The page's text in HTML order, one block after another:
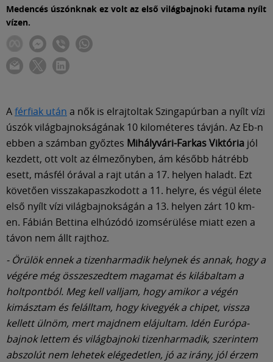
Medencés úszónknak ez volt az első világbajnoki futama nyílt
vízen.
Aférfiak után a nők is elrajtoltak Szingapúrban a nyílt vízi
úszók világbajnokságának 10 kilométeres távján. Az Eb-n
ebben a számban győztes Mihályvári-Farkas Viktória jól
kezdett, ott volt az élmezőnyben, ám később hátrébb
esett, másfél órával a rajt után a 17. helyen haladt. Ezt
követően visszakapaszkodott a 11. helyre, és végül élete
első nyílt vízi világbajnokságán a 13. helyen zárt 10 km-
en. Fábián Bettina elhúzódó izomsérülése miatt ezen a
távon nem állt rajthoz.
- Örülök ennek a tizenharmadik helynek és annak, hogy a
végére még összeszedtem magamat és kilábaltam a
holtpontból. Meg kell valljam, hogy amikor a végén
kimásztam és felálltam, hogy kivegyék a chipet, vissza
kellett ülnöm, mert majdnem elájultam. Idén Európa-
bajnok lettem és világbajnoki tizenharmadik, szerintem
abszolút nem lehetek elégedetlen, jó az irány, jól érzem
Szakosztályok
Meccscenter
Szolgáltatások
Shop
Közösség
Múzeum
English